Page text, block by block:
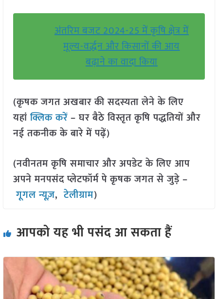
अंतरिम बजट 2024-25 में कृषि क्षेत्र में
मूल्य-वर्द्धन और किसानों की आय
बढ़ाने का वादा किया
(कृषक जगत अखबार की सदस्यता लेने के लिए
यहांक्लिक करें– घर बैठे विस्तृत कृषि पद्धतियों और
नई तकनीक के बारे में पढ़ें)
(नवीनतम कृषि समाचार और अपडेट के लिए आप
अपने मनपसंद प्लेटफॉर्म पे कृषक जगत से जुड़े –
गूगल न्यूज़,टेलीग्राम)
आपको यह भी पसंद आ सकता हैं